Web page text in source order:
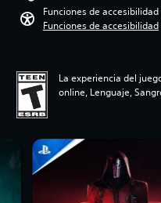
Funciones de accesibilidad
Funciones de accesibilidad
La experiencia del
online, Lenguaje,